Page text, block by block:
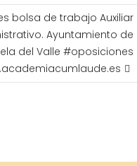
bolsa de trabajo Auxiliar
Ayuntamiento de
del Valle #oposiciones